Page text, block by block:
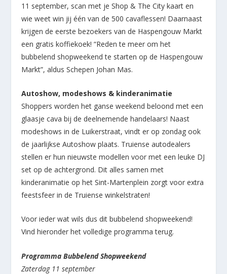
11 september, scan met je Shop & The City kaart en
wie weet win jij één van de 500 cavaflessen! Daarnaast
krijgen de eerste bezoekers van de Haspengouw Markt
een gratis koffiekoek! “Reden te meer om het
bubbelend shopweekend te starten op de Haspengouw
Markt”, aldus Schepen Johan Mas.
Autoshow, modeshows & kinderanimatie
Shoppers worden het ganse weekend beloond met een
glaasje cava bij de deelnemende handelaars! Naast
modeshows in de Luikerstraat, vindt er op zondag ook
de jaarlijkse Autoshow plaats. Truiense autodealers
stellen er hun nieuwste modellen voor met een leuke DJ
set op de achtergrond. Dit alles samen met
kinderanimatie op het Sint-Martenplein zorgt voor extra
feestsfeer in de Truiense winkelstraten!
Voor ieder wat wils dus dit bubbelend shopweekend!
Vind hieronder het volledige programma terug.
Programma Bubbelend Shopweekend
Zaterdag 11 september